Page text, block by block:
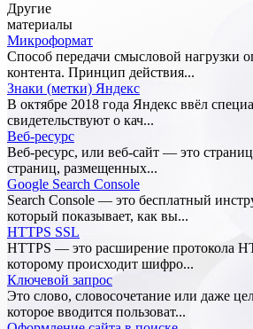
Другие
материалы
Микроформат
Способ передачи смысловой нагрузки
контента. Принцип действия...
Знаки (метки) Яндекс
В октябре 2018 года Яндекс ввёл
свидетельствуют о кач...
Веб-ресурс
Веб-ресурс, или веб-сайт — это
страниц, размещенных...
Google Search Console
Search Console — это бесплатный
который показывает, как вы...
HTTPS SSL
HTTPS — это расширение протокола
которому происходит шифро...
Ключевой запрос
Это слово, словосочетание или даже
которое вводится пользоват...